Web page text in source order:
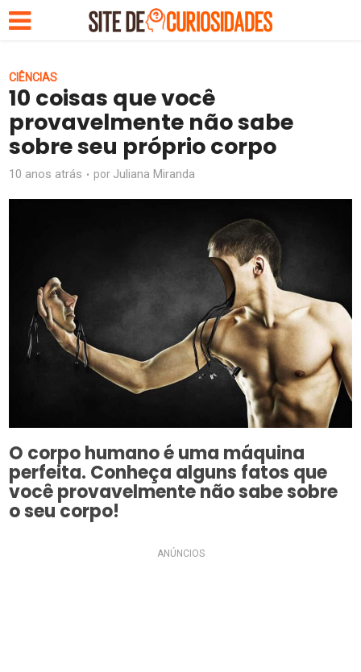
CIÊNCIAS
10 coisas que você
provavelmente não sabe
sobre seu próprio corpo
10 anos atrás por Juliana Miranda
O corpo humano é uma máquina
perfeita. Conheça alguns fatos que
você provavelmente não sabe sobre
o seu corpo!
ANÚNCIOS